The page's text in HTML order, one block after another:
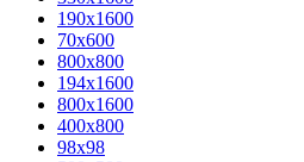
190x1600
70x600
800x800
194x1600
800x1600
400х800
98x98